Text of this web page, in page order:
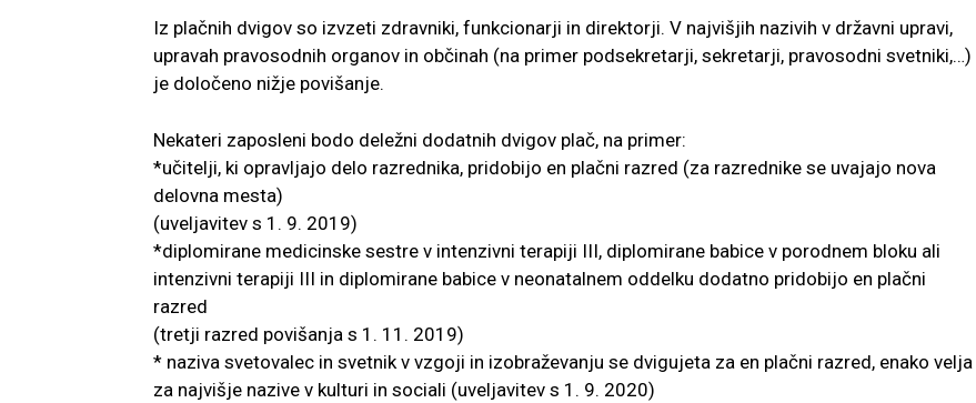
Iz plačnih dvigov so izvzeti zdravniki, funkcionarji in direktorji. V najvišjih nazivih v državni upravi,
upravah pravosodnih organov in občinah (na primer podsekretarji, sekretarji, pravosodni svetniki,…)
je določeno nižje povišanje.
Nekateri zaposleni bodo deležni dodatnih dvigov plač, na primer:
*učitelji, ki opravljajo delo razrednika, pridobijo en plačni razred (za razrednike se uvajajo nova
delovna mesta)
(uveljavitev s 1. 9. 2019)
*diplomirane medicinske sestre v intenzivni terapiji III, diplomirane babice v porodnem bloku ali
intenzivni terapiji III in diplomirane babice v neonatalnem oddelku dodatno pridobijo en plačni
razred
(tretji razred povišanja s 1. 11. 2019)
* naziva svetovalec in svetnik v vzgoji in izobraževanju se dvigujeta za en plačni razred, enako velja
za najvišje nazive v kulturi in sociali (uveljavitev s 1. 9. 2020)